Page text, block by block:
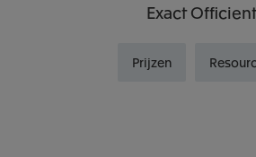
Exact Officient
Prijzen